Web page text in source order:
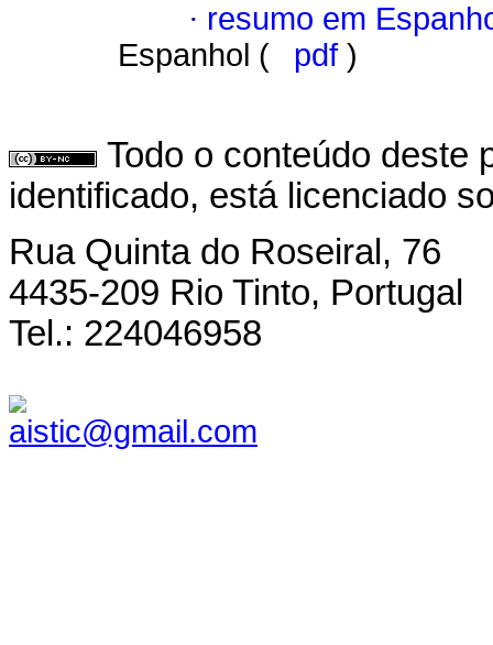
· resumo em
Espanhol (
pdf )
Todo o conteúdo deste
identificado, está licenciado
Rua Quinta do Roseiral, 76
4435-209 Rio Tinto, Portugal
Tel.: 224046958
aistic@gmail.com